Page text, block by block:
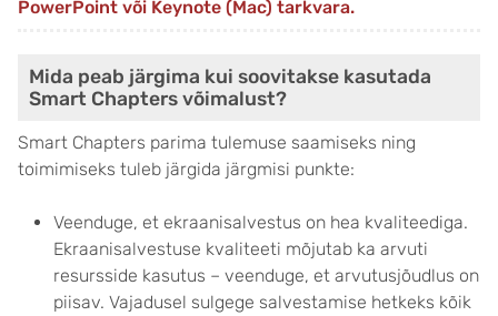
PowerPoint või Keynote (Mac) tarkvara.
Mida peab järgima kui soovitakse kasutada
Smart Chapters võimalust?
Smart Chapters parima tulemuse saamiseks ning
toimimiseks tuleb järgida järgmisi punkte:
Veenduge, et ekraanisalvestus on hea kvaliteediga.
Ekraanisalvestuse kvaliteeti mõjutab ka arvuti
resursside kasutus – veenduge, et arvutusjõudlus on
piisav. Vajadusel sulgege salvestamise hetkeks kõik